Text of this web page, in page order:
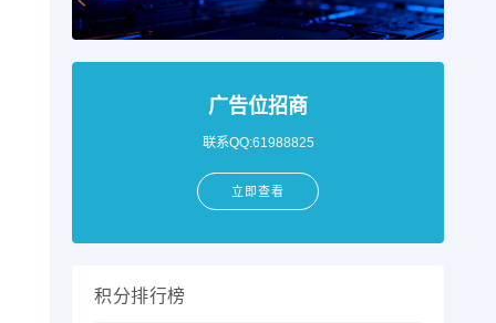
广告位招商
联系QQ:61988825
立即查看
积分排行榜